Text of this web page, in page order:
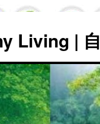
Living |